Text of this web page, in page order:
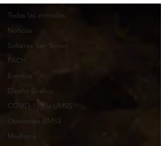
Todas las entradas
Noticias
Solteros San Simon
FACH
Eventos
Diseño Gráfico
COVID-19 y la UMSS
Opiniones UMSS
Medicina